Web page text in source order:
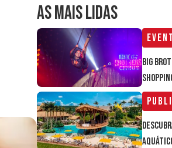
AS MAIS LIDAS
Big